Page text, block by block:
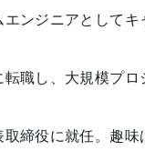
ンジニアとしてキ
職し、大規模プロ
締役に就任。趣味